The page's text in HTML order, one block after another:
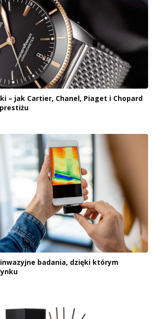
– jak Cartier, Chanel, Piaget i Chopard
badania, dzięki którym